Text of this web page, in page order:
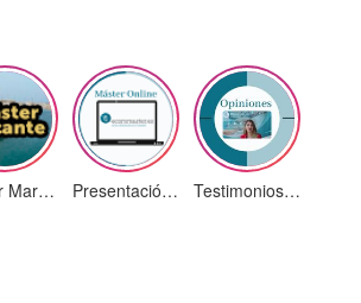
Máster Marketing Digital en Alicante Presentación ¡Nuevas Ediciones! Testimonios Alumnos